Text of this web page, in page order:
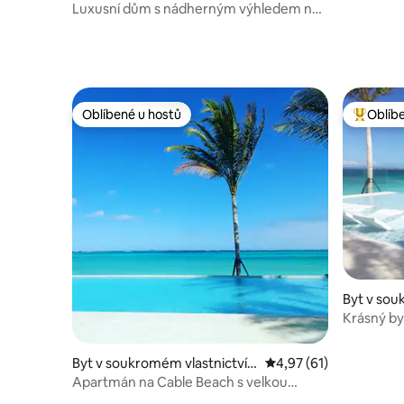
Luxusní dům s nádherným výhledem na
Oblíbené u hostů
Oblíbené u hostů
Byt v soukromém vlastnictví v
e městě Nassau
Průměrné hodnocení
4,97 (61)
Apartmán na Cable Beach s velkou
Byt v
ve městě
Krásný